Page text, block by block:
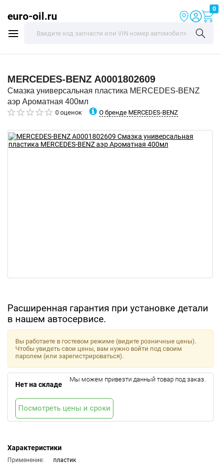
euro-oil.ru
0
MERCEDES-BENZ A0001802609
Смазка универсальная пластика MERCEDES-BENZ
аэр Ароматная 400мл
0 оценок О бренде MERCEDES-BENZ
Расширенная гарантия при установке детали
в нашем автосервисе.
Характеристики
Применение:
пластик
Вы работаете в гостевом режиме (видите розничные цены).
Чтобы увидеть свои цены, вам нужно войти под своим
паролем (или зарегистрироваться).
Нет на складе
Мы можем привезти данный товар под заказ.
Посмотреть цены и сроки